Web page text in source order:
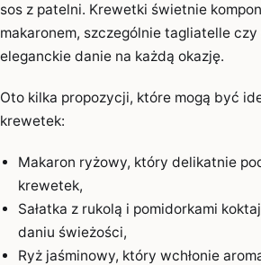
sos z patelni. Krewetki świetnie
makaronem, szczególnie tagliatelle
eleganckie danie na każdą okazję.
Oto kilka propozycji, które mogą być
krewetek:
Makaron ryżowy, który delikatnie
krewetek,
Sałatka z rukolą i pomidorkami
daniu świeżości,
Ryż jaśminowy, który wchłonie